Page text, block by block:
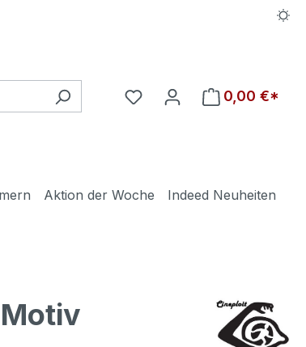
Du hast 0 Produkte auf
0,00 €*
Aktion der Woche
Indeed Neuheiten